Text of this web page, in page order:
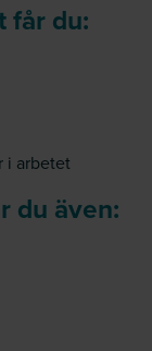
får du:
i arbetet
du även: